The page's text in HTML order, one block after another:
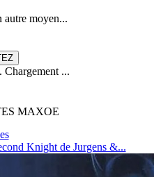
autre moyen...
Chargement ...
MAXOE
Knight de Jurgens &...